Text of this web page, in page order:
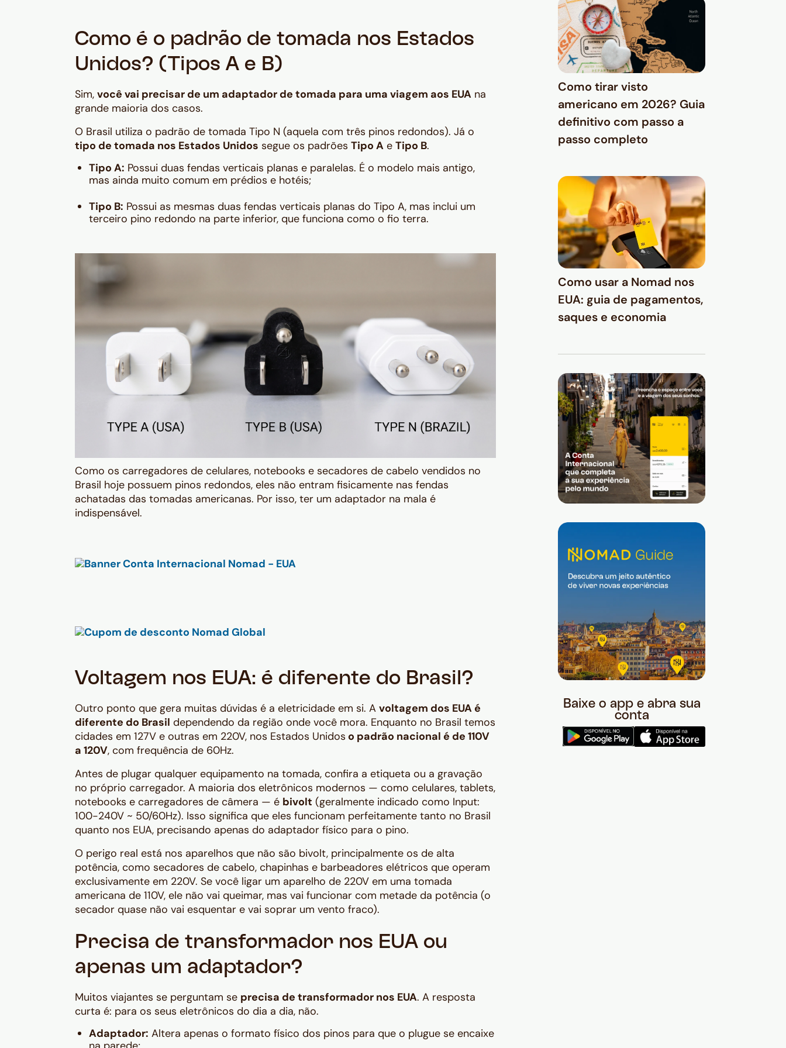
Como é o padrão de tomada nos Estados
Unidos? (Tipos A e B)
Sim, você vai precisar de um adaptador de tomada para uma viagem aos EUA na
grande maioria dos casos.
O Brasil utiliza o padrão de tomada Tipo N (aquela com três pinos redondos). Já o
tipo de tomada nos Estados Unidos segue os padrões Tipo A e Tipo B.
Tipo A: Possui duas fendas verticais planas e paralelas. É o modelo mais antigo,
mas ainda muito comum em prédios e hotéis;
Tipo B: Possui as mesmas duas fendas verticais planas do Tipo A, mas inclui um
terceiro pino redondo na parte inferior, que funciona como o fio terra.
Como os carregadores de celulares, notebooks e secadores de cabelo vendidos no
Brasil hoje possuem pinos redondos, eles não entram fisicamente nas fendas
achatadas das tomadas americanas. Por isso, ter um adaptador na mala é
indispensável.
Voltagem nos EUA: é diferente do Brasil?
Outro ponto que gera muitas dúvidas é a eletricidade em si. A voltagem dos EUA é
diferente do Brasil dependendo da região onde você mora. Enquanto no Brasil temos
cidades em 127V e outras em 220V, nos Estados Unidos o padrão nacional é de 110V
a 120V, com frequência de 60Hz.
Antes de plugar qualquer equipamento na tomada, confira a etiqueta ou a gravação
no próprio carregador. A maioria dos eletrônicos modernos — como celulares, tablets,
notebooks e carregadores de câmera — é bivolt (geralmente indicado como Input:
100-240V ~ 50/60Hz). Isso significa que eles funcionam perfeitamente tanto no Brasil
quanto nos EUA, precisando apenas do adaptador físico para o pino.
O perigo real está nos aparelhos que não são bivolt, principalmente os de alta
potência, como secadores de cabelo, chapinhas e barbeadores elétricos que operam
exclusivamente em 220V. Se você ligar um aparelho de 220V em uma tomada
americana de 110V, ele não vai queimar, mas vai funcionar com metade da potência (o
secador quase não vai esquentar e vai soprar um vento fraco).
Precisa de transformador nos EUA ou
apenas um adaptador?
Muitos viajantes se perguntam se precisa de transformador nos EUA. A resposta
curta é: para os seus eletrônicos do dia a dia, não.
Adaptador: Altera apenas o formato físico dos pinos para que o plugue se encaixe
Como tirar visto
americano em 2026? Guia
definitivo com passo a
passo completo
Como usar a Nomad nos
EUA: guia de pagamentos,
saques e economia
Baixe o app e abra sua
conta